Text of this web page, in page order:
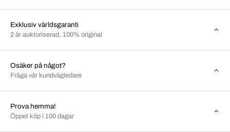
Exklusiv världsgaranti
2 år auktoriserad, 100% original
Osäker på något?
Fråga vår kundvägledare
Prova hemma!
Öppet köp i 100 dagar